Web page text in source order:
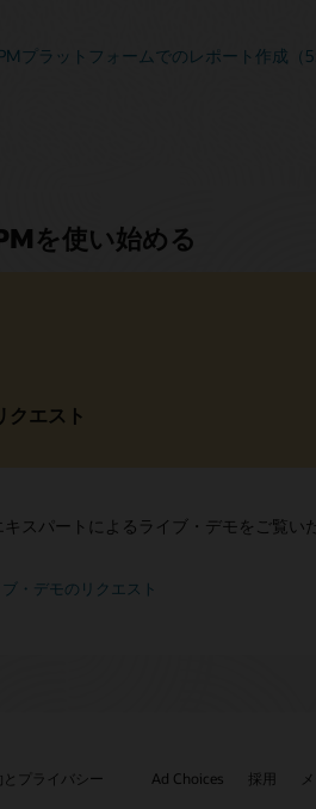
プラットフォームでのレポート作成（
を使い始める
クエスト
キスパートによるライブ・デモをご覧い
・デモのリクエスト
プライバシー Ad Choices 採用